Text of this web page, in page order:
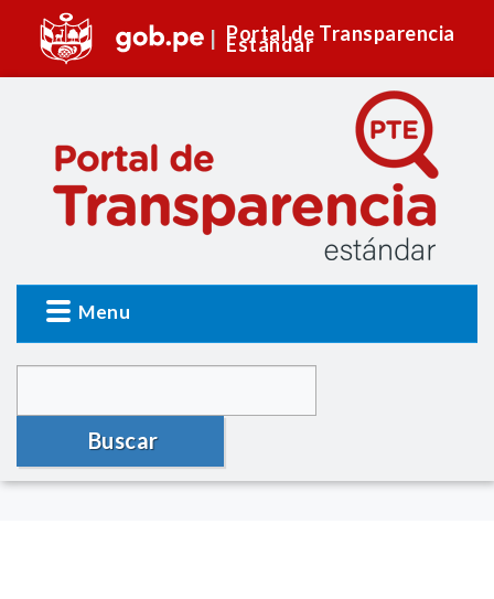
Portal de Transparencia
Estándar
Menu
Buscar